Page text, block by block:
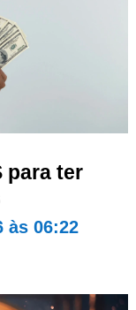
para ter
às 06:22